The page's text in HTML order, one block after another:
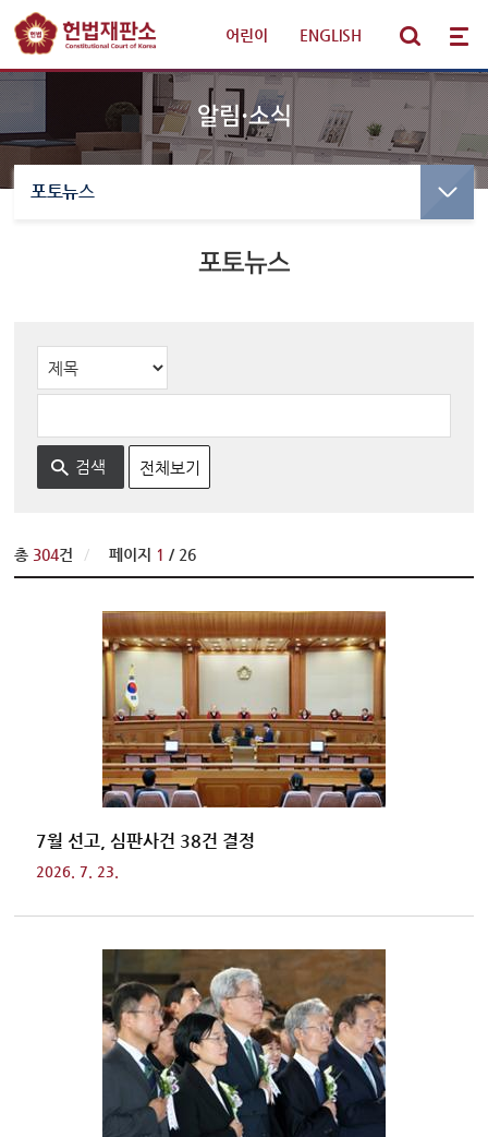
어린이 ENGLISH
선고·변론사건
만화로 보는 결정
변론사건
변론일정
예약하기
확인/취소
참여·소통
알림·소식
알림·소식
포토뉴스
포토뉴스
전체보기
총 304건 / 페이지 1 / 26
7월 선고, 심판사건 38건 결정
2026. 7. 23.